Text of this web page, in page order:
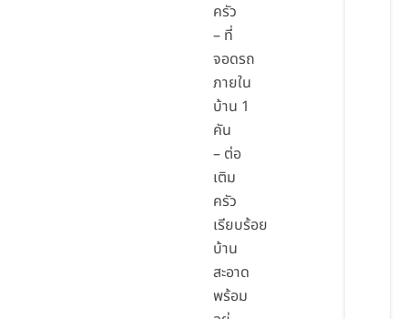
ครัว
– ที่
จอดรถ
ภายใน
บ้าน 1
คัน
– ต่อ
เติม
ครัว
เรียบร้อย
บ้าน
สะอาด
พร้อม